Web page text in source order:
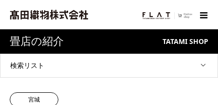
畳店の紹介 TATAMI SHOP
検索リスト
宮城